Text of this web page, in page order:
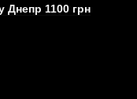
Днепр 1100 грн